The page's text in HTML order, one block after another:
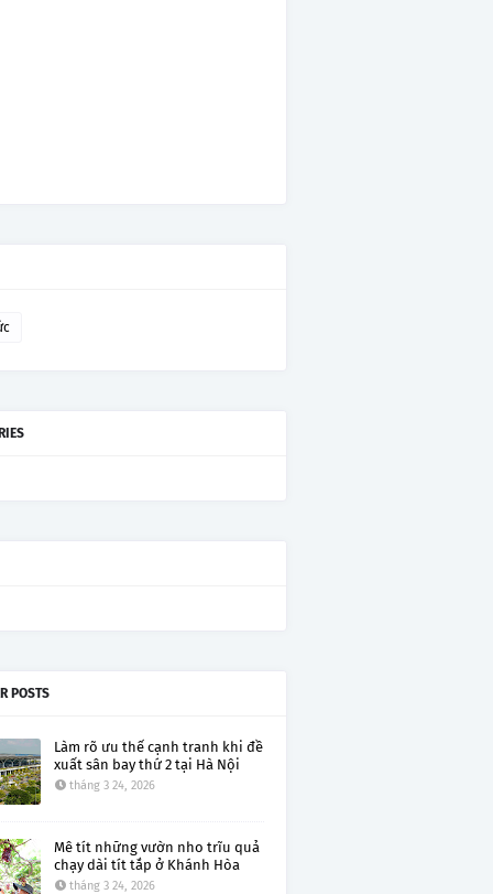
POSTS
Làm rõ ưu thế cạnh tranh khi đề
xuất sân bay thứ 2 tại Hà Nội
tháng 3 24, 2026
Mê tít những vườn nho trĩu quả
chạy dài tít tắp ở Khánh Hòa
tháng 3 24, 2026